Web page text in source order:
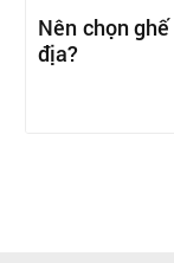
Nên chọn
địa?